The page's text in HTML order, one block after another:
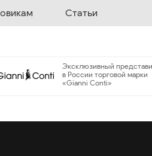
Статьи
Эксклюзивный
в России торговой марки
«Gianni Conti»